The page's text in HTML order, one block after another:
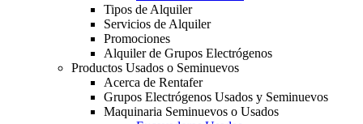
Tipos de Alquiler
Servicios de Alquiler
Promociones
Alquiler de Grupos Electrógenos
Productos Usados o Seminuevos
Acerca de Rentafer
Grupos Electrógenos Usados y Seminuevos
Maquinaria Seminuevos o Usados